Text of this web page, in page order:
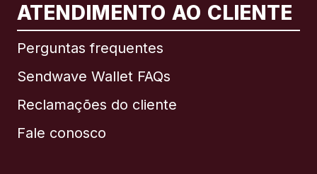
ATENDIMENTO AO CLIENTE
Perguntas frequentes
Sendwave Wallet FAQs
Reclamações do cliente
Fale conosco
Internacional English
Brasil